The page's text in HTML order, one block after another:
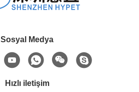
Sosyal Medya
Hızlı iletişim